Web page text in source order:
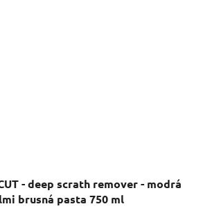
- deep scrath remover - modrá
brusná pasta 750 ml